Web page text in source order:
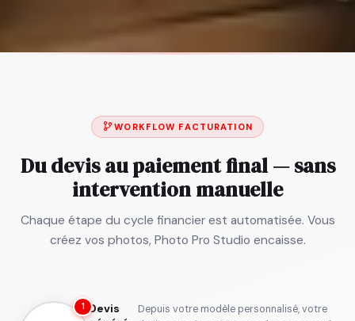
WORKFLOW FACTURATION
Du devis au paiement final — sans
intervention manuelle
Chaque étape du cycle financier est automatisée. Vous
créez vos photos, Photo Pro Studio encaisse.
1 Devis
Depuis votre modèle personnalisé, votre